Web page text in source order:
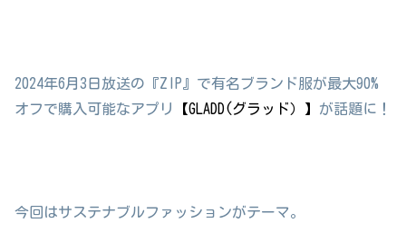
2024年6月3日放送の『ZIP』で有名ブランド服が最大90%
オフで購入可能なアプリ
【GLADD(グラッド）】 が話題に！
今回はサステナブルファッションがテーマ。